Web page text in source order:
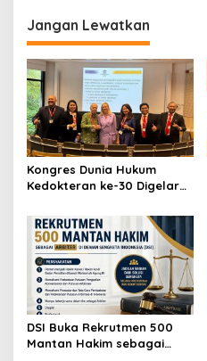
Jangan Lewatkan
Kongres Dunia Hukum
Kedokteran ke-30 Digelar
Tantangan Hukum
Kesehatan di Era AI dan
Teknologi
DSI Buka Rekrutmen 500
Mantan Hakim sebagai